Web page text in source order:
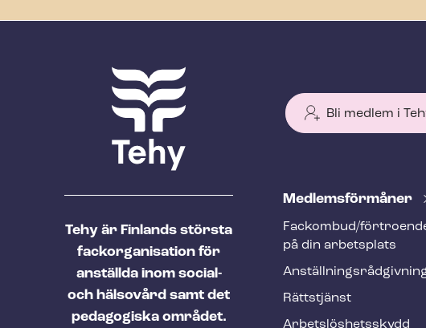
Tehy är Finlands största
fackorganisation för
anställda inom social-
och hälsovård samt det
pedagogiska området.
Bli medlem i
T
h
y
f
o
Med­lems­för­må­ner
Fackombud/
på din arbetsplats
Rättstjänst
Ar­bets­lös­hets­skydd